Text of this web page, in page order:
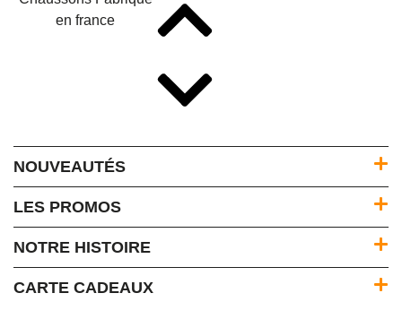
NOUVEAUTÉS
LES PROMOS
NOTRE HISTOIRE
CARTE CADEAUX